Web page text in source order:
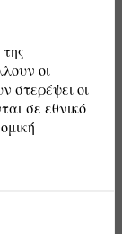
οι
στερέψει οι
σε εθνικό